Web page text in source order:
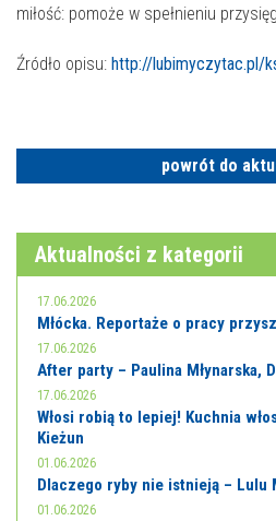
miłość: pomoże w spełnieniu
Źródło opisu: http://lubimyczytac.pl/
powrót do
Aktualności z kategorii
17.06.2026
Młócka. Reportaże o pracy
17.06.2026
After party – Paulina Młynarska,
17.06.2026
Włosi robią to lepiej! Kuchnia
Kieżun
01.06.2026
Dlaczego ryby nie istnieją – Lulu
01.06.2026